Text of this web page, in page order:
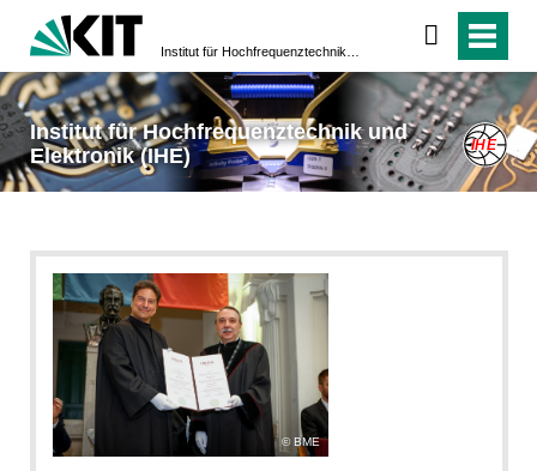
Institut für Hochfrequenztechnik und
Elektronik (IHE)
BME